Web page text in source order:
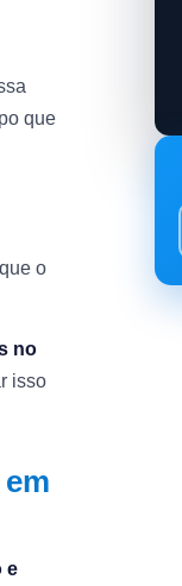
que
o
no
isso
em
e